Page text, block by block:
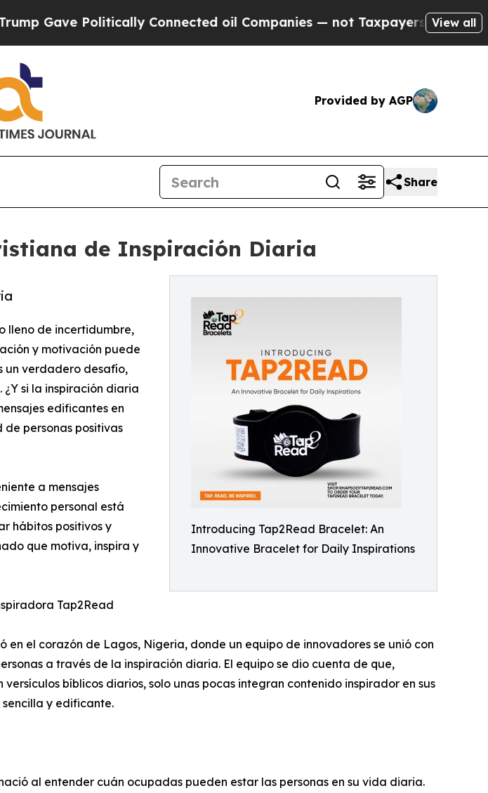
Connected oil Companies — not Taxpayers — the Chance to
View all
Provided by AGP
Share
de Inspiración Diaria
Introducing Tap2Read Bracelet: An
Innovative Bracelet for Daily Inspirations
lleno de incertidumbre,
y motivación puede
un verdadero desafío,
si la inspiración diaria
edificantes en
de personas positivas
a mensajes
personal está
hábitos positivos y
que motiva, inspira y
Tap2Read
en el corazón de Lagos, Nigeria, donde un equipo de innovadores se unió con
a través de la inspiración diaria. El equipo se dio cuenta de que,
bíblicos diarios, solo unas pocas integran contenido inspirador en sus
y edificante.
al entender cuán ocupadas pueden estar las personas en su vida diaria.